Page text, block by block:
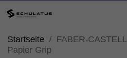
Startseite
FABER-
Papier Grip